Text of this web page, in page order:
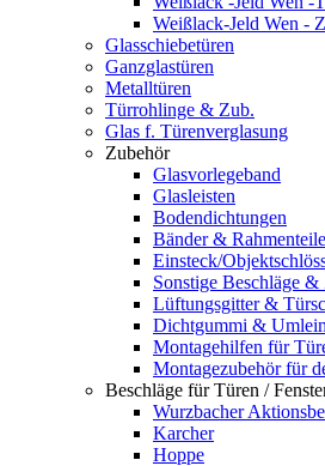
Weißlack-Jeld Wen -
Glasschiebetüren
Ganzglastüren
Metalltüren
Türrohlinge & Zub.
Glas f. Türenverglasung
Zubehör
Glasvorlegeband
Glasleisten
Bodendichtungen
Bänder & Rahmenteile
Einsteck/
Sonstige Beschläge &
Lüftungsgitter &
Dichtgummi &
Montagehilfen für
Montagezubehör für
Beschläge für Türen /
Wurzbacher
Karcher
Hoppe